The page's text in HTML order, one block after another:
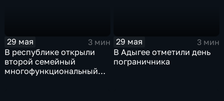
29 мая
3 мин
В республике открыли
второй семейный
многофункциональный
29 мая
3 мин
В Адыгее отметили день
пограничника